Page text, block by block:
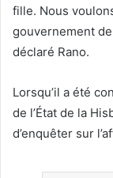
fille. Nous
gouvernement
déclaré Rano.
Lorsqu’il a été
de l’État de la
d’enquêter sur